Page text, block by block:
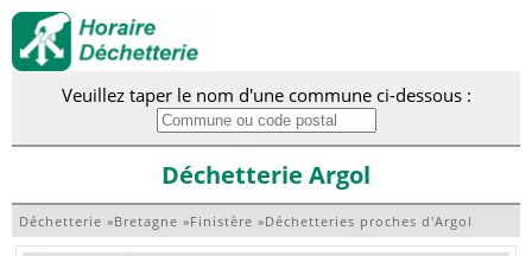
Veuillez taper le nom d'une commune ci-dessous :
Déchetterie Argol
Déchetterie »Bretagne »Finistère »Déchetteries proches d'Argol